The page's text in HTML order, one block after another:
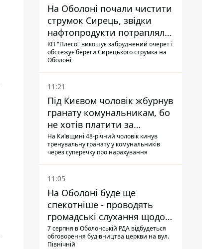
На Оболоні почали чистити
струмок Сирець, звідки
нафтопродукти потрапляли
до озер
КП "Плесо" викошує забруднений очерет і
обстежує береги Сирецького струмка на
Оболоні
11:21
Під Києвом чоловік жбурнув
гранату комунальникам, бо
не хотів платити за
квитанціями
На Київщині 48-річний чоловік кинув
тренувальну гранату у комунальників
через суперечку про нарахування
11:05
На Оболоні буде ще
спекотніше - проводять
громадські слухання щодо
храму УГКЦ на Північній
7 серпня в Оболонській РДА відбудеться
обговорення будівництва церкви на вул.
Північній